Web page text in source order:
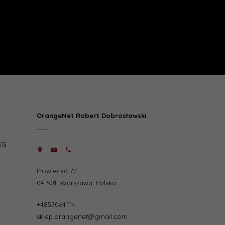
OrangeNet Robert Dobrosławski
Płowiecka 72
04-501 Warszawa Polska
+48570641114
sklep.orangenet@gmail.com